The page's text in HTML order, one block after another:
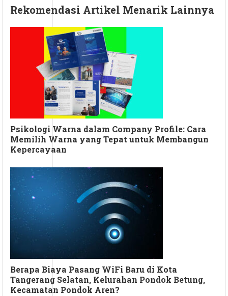
Rekomendasi Artikel Menarik Lainnya
Psikologi Warna dalam Company Profile: Cara
Memilih Warna yang Tepat untuk Membangun
Kepercayaan
Berapa Biaya Pasang WiFi Baru di Kota
Tangerang Selatan, Kelurahan Pondok Betung,
Kecamatan Pondok Aren?